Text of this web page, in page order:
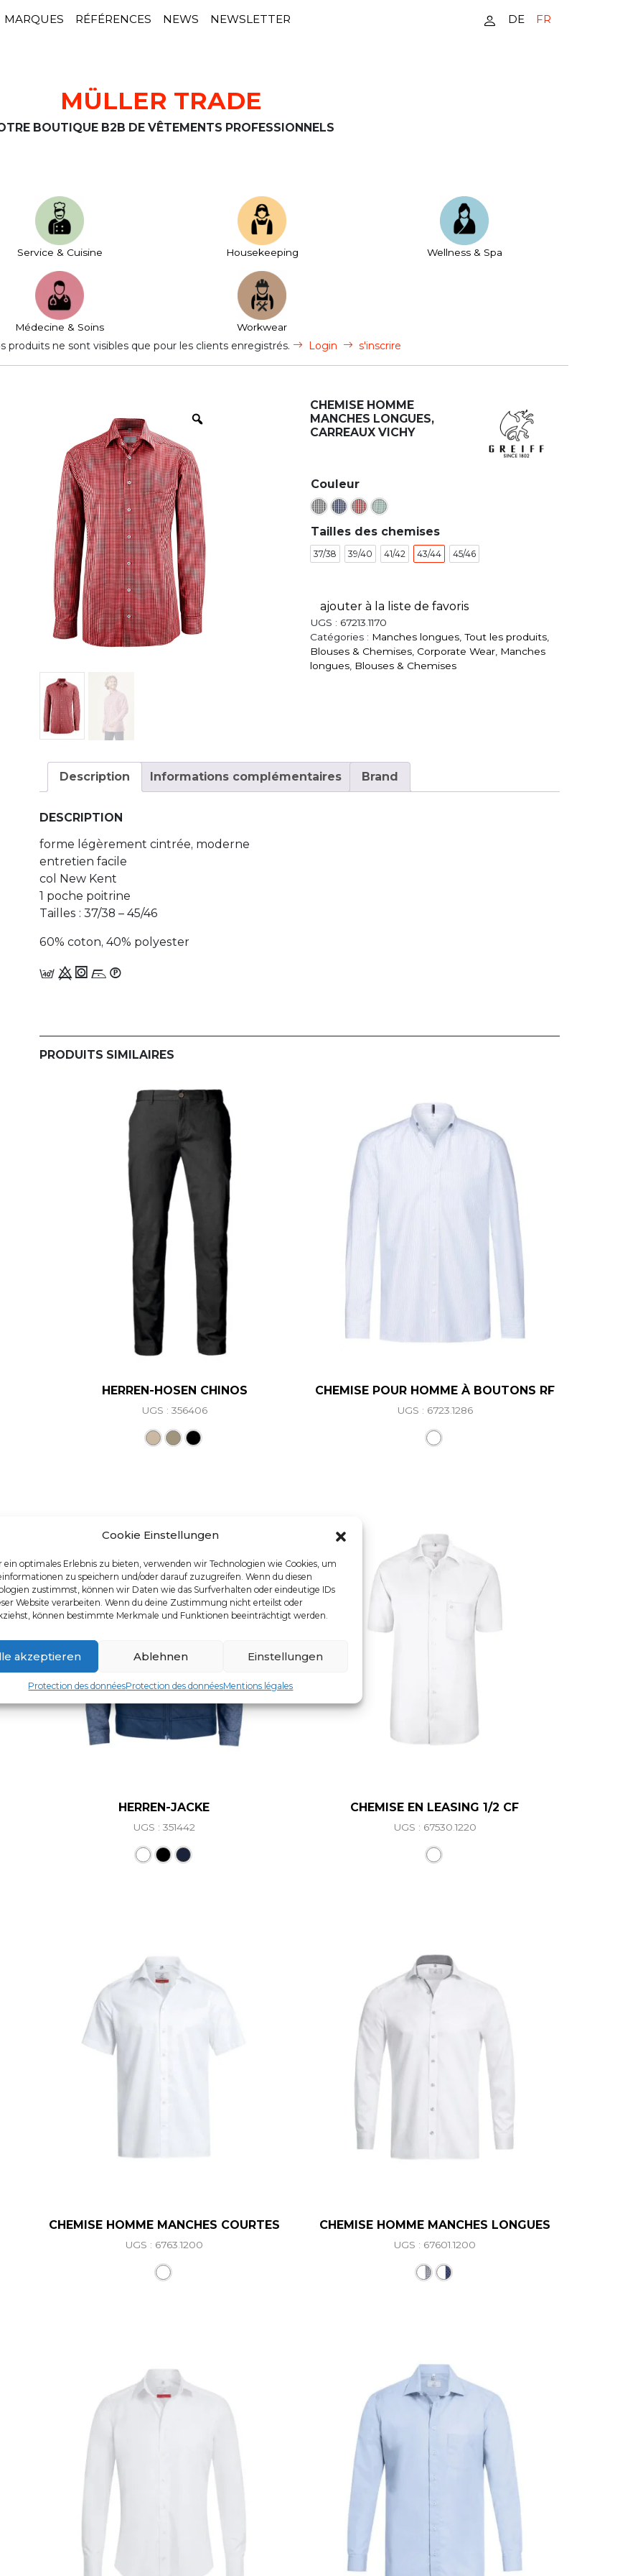
Cookie Einstellungen
ein optimales Erlebnis zu bieten, verwenden wir Technologien wie Cookies, um
zu speichern und/oder darauf zuzugreifen. Wenn du diesen
zustimmst, können wir Daten wie das Surfverhalten oder eindeutige IDs
Website verarbeiten. Wenn du deine Zustimmung nicht erteilst oder
können bestimmte Merkmale und Funktionen beeinträchtigt werden.
akzeptieren Ablehnen Einstellungen
Protection des donnéesProtection des donnéesMentions légales
MARQUES RÉFÉRENCES NEWS NEWSLETTER DE FR
MÜLLER TRADE
BOUTIQUE B2B DE VÊTEMENTS PROFESSIONNELS
Service & Cuisine House­keeping Wellness & Spa
Médecine & Soins Workwear
produits ne sont visibles que pour les clients enregistrés. Login s'inscrire
CHEMISE HOMME
MANCHES LONGUES,
CARREAUX VICHY
Couleur
Tailles des chemises
37/38 39/40 41/42 43/44 45/46
ajouter à la liste de favoris
UGS : 67213.1170
Catégories : Manches longues, Tout les produits,
Blouses & Chemises, Corporate Wear, Manches
longues, Blouses & Chemises
Description Informations complémentaires Brand
DESCRIPTION
forme légèrement cintrée, moderne
entretien facile
col New Kent
1 poche poitrine
Tailles : 37/38 – 45/46
60% coton, 40% polyester
b 9 1 i_W
PRODUITS SIMILAIRES
HERREN-HOSEN CHINOS
UGS : 356406
CHEMISE POUR HOMME À BOUTONS RF
UGS : 6723.1286
HERREN-JACKE
UGS : 351442
CHEMISE EN LEASING 1/2 CF
UGS : 67530.1220
CHEMISE HOMME MANCHES COURTES
UGS : 6763.1200
CHEMISE HOMME MANCHES LONGUES
UGS : 67601.1200